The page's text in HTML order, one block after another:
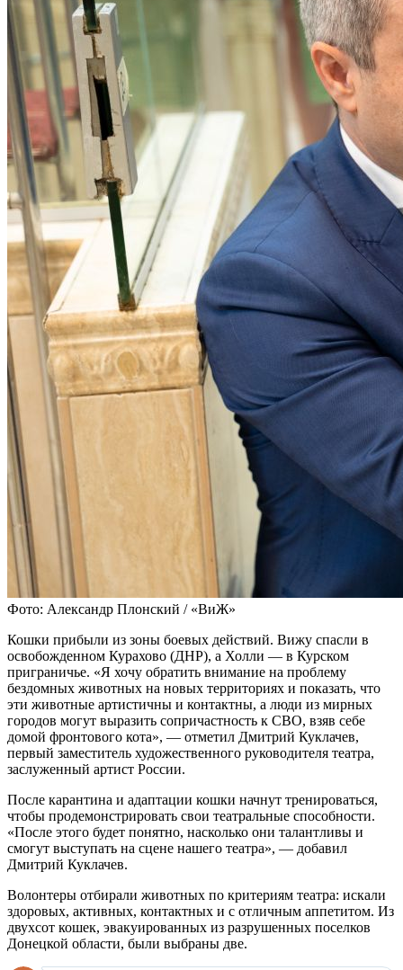
Фото: Александр Плонский / «ВиЖ»
Кошки прибыли из зоны боевых действий. Вижу спасли в
освобожденном Курахово (ДНР), а Холли — в Курском
приграничье. «Я хочу обратить внимание на проблему
бездомных животных на новых территориях и показать, что
эти животные артистичны и контактны, а люди из мирных
городов могут выразить сопричастность к СВО, взяв себе
домой фронтового кота», — отметил Дмитрий Куклачев,
первый заместитель художественного руководителя театра,
заслуженный артист России.
После карантина и адаптации кошки начнут тренироваться,
чтобы продемонстрировать свои театральные способности.
«После этого будет понятно, насколько они талантливы и
смогут выступать на сцене нашего театра», — добавил
Дмитрий Куклачев.
Волонтеры отбирали животных по критериям театра: искали
здоровых, активных, контактных и с отличным аппетитом. Из
двухсот кошек, эвакуированных из разрушенных поселков
Донецкой области, были выбраны две.